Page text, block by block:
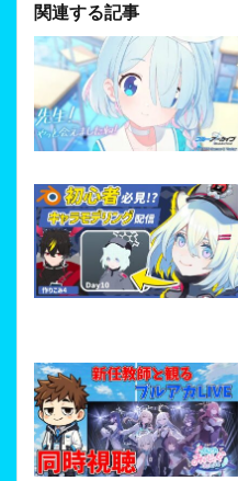
関連する記事